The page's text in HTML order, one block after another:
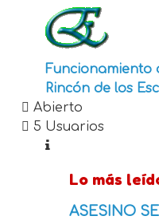
Funcionamiento
Rincón de los
Abierto
5 Usuarios
Lo más
ASESINO